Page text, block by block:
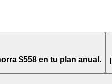
$558 en tu plan anual.